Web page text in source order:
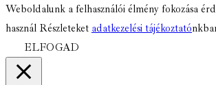
Weboldalunk a felhasználói élmény fokozása
használ Részleteket adatkezelési tájékoztató
ELFOGAD